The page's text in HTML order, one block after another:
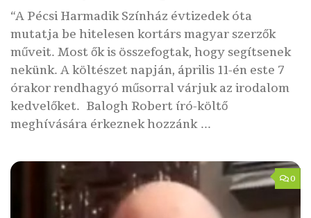
“A Pécsi Harmadik Színház évtizedek óta
mutatja be hitelesen kortárs magyar szerzők
műveit. Most ők is összefogtak, hogy segítsenek
nekünk. A költészet napján, április 11-én este 7
órakor rendhagyó műsorral várjuk az irodalom
kedvelőket. Balogh Robert író-költő
meghívására érkeznek hozzánk ...
0